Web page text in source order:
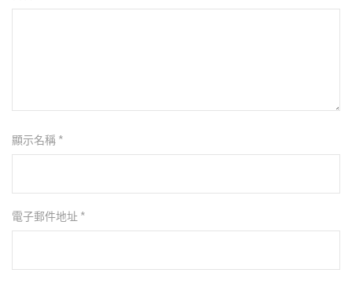
顯示名稱 *
電子郵件地址 *